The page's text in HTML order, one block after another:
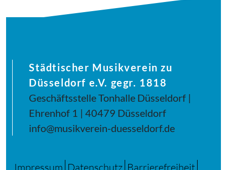
Städtischer Musikverein zu
Düsseldorf e.V. gegr. 1818
Geschäftsstelle Tonhalle Düsseldorf |
Ehrenhof 1 | 40479 Düsseldorf
info@musikverein-duesseldorf.de
Impressum Datenschutz Barrierefreiheit